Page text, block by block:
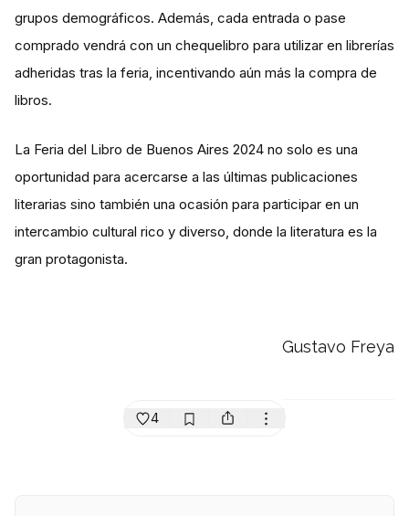
grupos demográficos. Además, cada entrada o pase
comprado vendrá con un chequelibro para utilizar en librerías
adheridas tras la feria, incentivando aún más la compra de
libros​.
La Feria del Libro de Buenos Aires 2024 no solo es una
oportunidad para acercarse a las últimas publicaciones
literarias sino también una ocasión para participar en un
intercambio cultural rico y diverso, donde la literatura es la
gran protagonista.
Gustavo Freya
4